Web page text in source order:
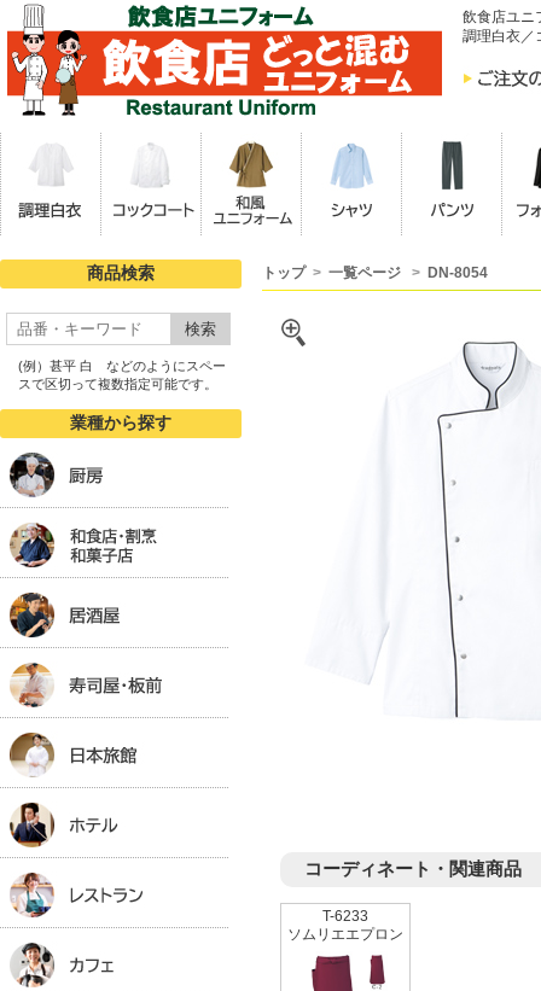
飲食店ユニ
調理白衣／
商品検索
検索
(例）甚平 白 などのようにスペー
スで区切って複数指定可能です。
業種から探す
トップ> 一覧ページ > DN-8054
コーディネート・関連商品
T-6233
ソムリエエプロン